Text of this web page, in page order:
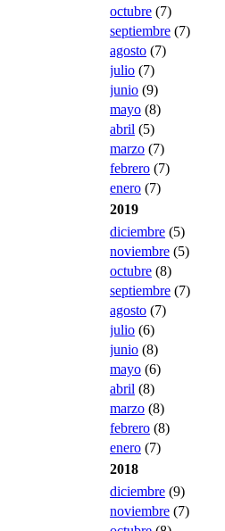
octubre (7)
septiembre (7)
agosto (7)
julio (7)
junio (9)
mayo (8)
abril (5)
marzo (7)
febrero (7)
enero (7)
2019
diciembre (5)
noviembre (5)
octubre (8)
septiembre (7)
agosto (7)
julio (6)
junio (8)
mayo (6)
abril (8)
marzo (8)
febrero (8)
enero (7)
2018
diciembre (9)
noviembre (7)